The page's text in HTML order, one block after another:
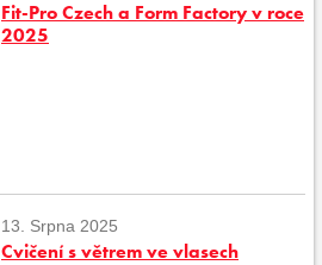
Fit-Pro Czech a Form Factory v roce
2025
13. Srpna 2025
Cvičení s větrem ve vlasech